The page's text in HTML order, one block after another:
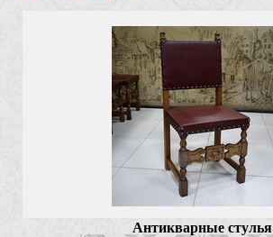
Антикварные стулья